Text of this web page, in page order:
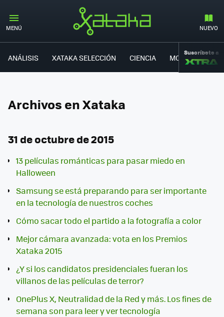
MENÚ NUEVO
ANÁLISIS XATAKA SELECCIÓN CIENCIA MOVILIDAD
Suscríbete a
Archivos en Xataka
31 de octubre de 2015
13 películas románticas para pasar miedo en
Halloween
Samsung se está preparando para ser importante
en la tecnología de nuestros coches
Cómo sacar todo el partido a la fotografía a color
Mejor cámara avanzada: vota en los Premios
Xataka 2015
¿Y si los candidatos presidenciales fueran los
villanos de las películas de terror?
OnePlus X, Neutralidad de la Red y más. Los fines de
semana son para leer y ver tecnología